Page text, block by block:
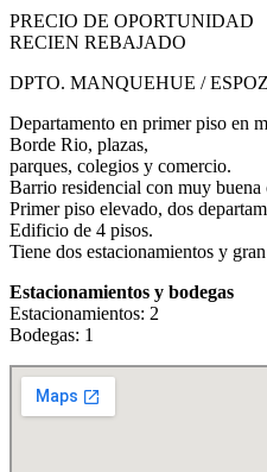
PRECIO DE OPORTUNIDAD
RECIEN REBAJADO
DPTO. MANQUEHUE / ESPOZ
Departamento en primer piso en
Borde Rio, plazas,
parques, colegios y comercio.
Barrio residencial con muy buena
Primer piso elevado, dos
Edificio de 4 pisos.
Tiene dos estacionamientos y
Estacionamientos y bodegas
Estacionamientos: 2
Bodegas: 1